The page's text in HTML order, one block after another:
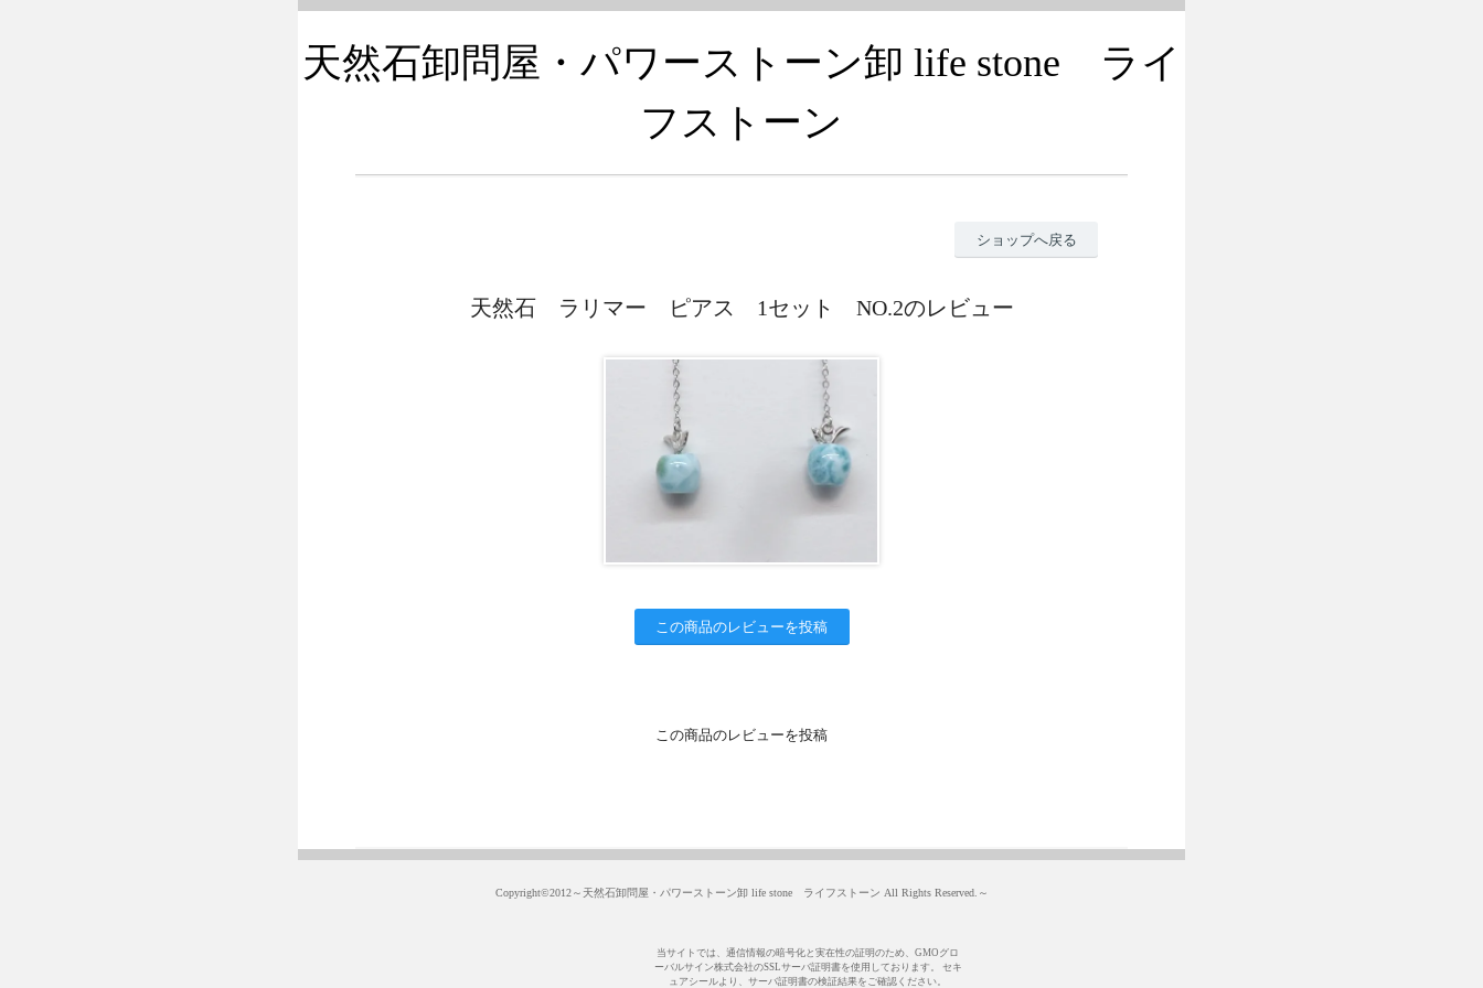
天然石卸問屋・パワーストーン卸 life stone ライ
フストーン
ショップへ戻る
天然石 ラリマー ピアス 1セット NO.2のレビュー
この商品のレビューを投稿
この商品のレビューを投稿
Copyright©2012～天然石卸問屋・パワーストーン卸 life stone ライフストーン All Rights Reserved.～
当サイトでは、通信情報の暗号化と実在性の証明のため、GMOグロ
ーバルサイン株式会社のSSLサーバ証明書を使用しております。 セキ
ュアシールより、サーバ証明書の検証結果をご確認ください。